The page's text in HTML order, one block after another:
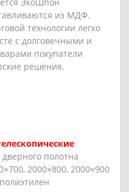
из МДФ.
технологии легко
с долговечными и
покупатели
решения.
полотна
2000×800, 2000×900